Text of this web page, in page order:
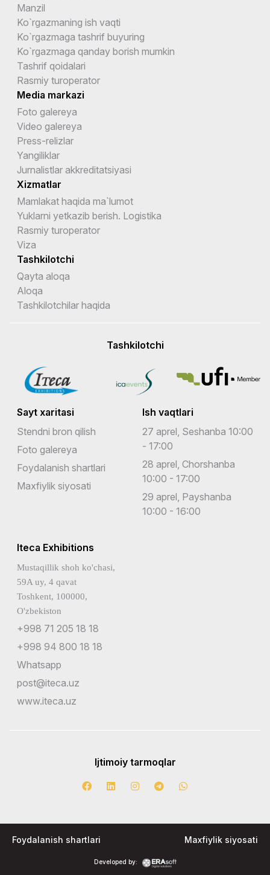
Manzil
Ko`rgazmaning ish vaqti
Ko`rgazmaga tashrif buyuring
Ko`rgazmaga qanday borish mumkin
Tashrif qoidalari
Rasmiy turoperator
Media markazi
Foto galereya
Video galereya
Press-relizlar
Yangiliklar
Jurnalistlar akkreditatsiyasi
Xizmatlar
Mamlakat haqida ma`lumot
Yuklarni yetkazib berish. Logistika
Rasmiy turoperator
Viza
Tashkilotchi
Qayta aloqa
Aloqa
Tashkilotchilar haqida
Tashkilotchi
Sayt xaritasi
Stendni bron qilish
Foto galereya
Foydalanish shartlari
Maxfiylik siyosati
Ish vaqtlari
27 aprel, Seshanba 10:00
- 17:00
28 aprel, Chorshanba
10:00 - 17:00
29 aprel, Payshanba
10:00 - 16:00
Iteca Exhibitions
Mustaqillik shoh ko'chasi,
59A uy, 4 qavat
Toshkent, 100000,
O'zbekiston
+998 71 205 18 18
+998 94 800 18 18
Whatsapp
post@iteca.uz
www.iteca.uz
Ijtimoiy tarmoqlar
Developed by:
Foydalanish shartlari Maxfiylik siyosati